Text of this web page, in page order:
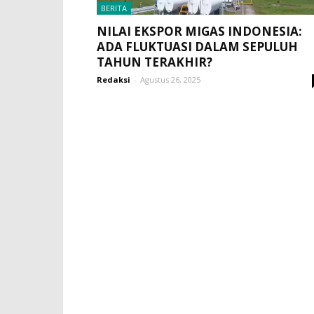
BERITA
NILAI EKSPOR MIGAS INDONESIA:
ADA FLUKTUASI DALAM SEPULUH
TAHUN TERAKHIR?
Redaksi - Agustus 26, 2025